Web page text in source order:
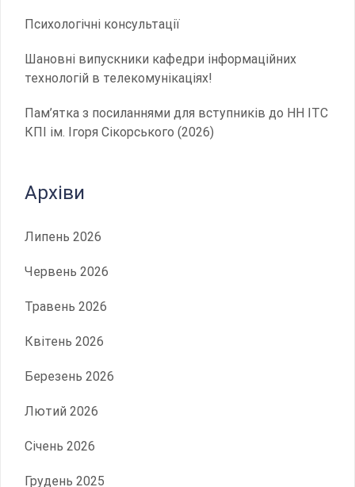
Психологічні консультації
Шановні випускники кафедри інформаційних
технологій в телекомунікаціях!
Пам’ятка з посиланнями для вступників до НН ІТС
КПІ ім. Ігоря Сікорського (2026)
Архіви
Липень 2026
Червень 2026
Травень 2026
Квітень 2026
Березень 2026
Лютий 2026
Січень 2026
Грудень 2025